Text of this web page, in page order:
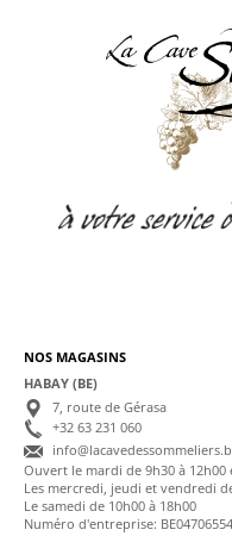
NOS MAGASINS
HABAY (BE)
7, route de Gérasa
+32 63 231 060
Ouvert le mardi de 9h30 à 12h00
Les mercredi, jeudi et vendredi
Le samedi de 10h00 à 18h00
Numéro d'entreprise: